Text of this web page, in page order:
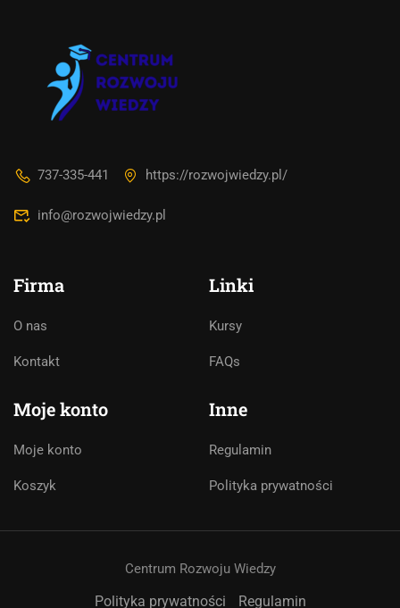
737-335-441 https://rozwojwiedzy.pl/
info@rozwojwiedzy.pl
Firma
O nas
Kontakt
Linki
Kursy
FAQs
Moje konto
Moje konto
Koszyk
Inne
Regulamin
Polityka prywatności
Centrum Rozwoju Wiedzy
Polityka prywatności Regulamin
asystentem AI. Jak mogę Ci pomóc?